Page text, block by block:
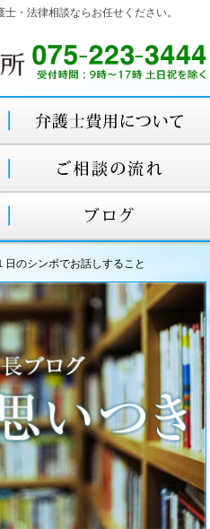
・法律相談ならお任せください。
日のシンポでお話しすること